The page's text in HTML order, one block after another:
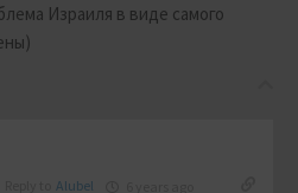
Израиля в виде самого
Alubel